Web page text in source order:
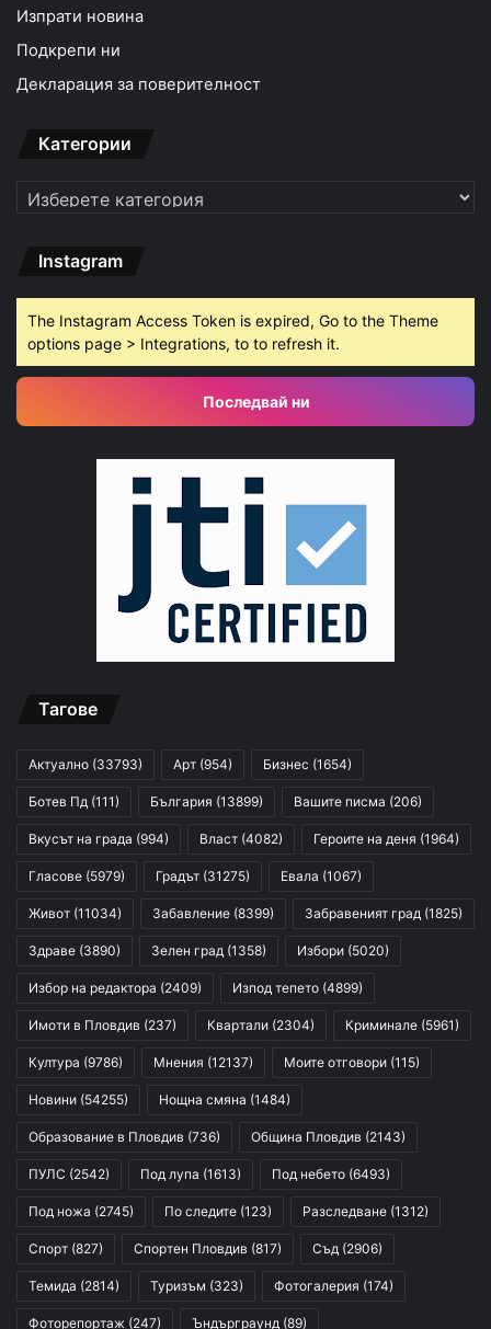
Изпрати новина
Подкрепи ни
Декларация за поверителност
Категории
Категории
Instagram
The Instagram Access Token is expired, Go to the Theme
options page > Integrations, to to refresh it.
Последвай ни
Тагове
Актуално (33793) Арт (954) Бизнес (1654)
Ботев Пд (111) България (13899) Вашите писма (206)
Вкусът на града (994) Власт (4082) Героите на деня (1964)
Гласове (5979) Градът (31275) Евала (1067)
Живот (11034) Забавление (8399) Забравеният град (1825)
Здраве (3890) Зелен град (1358) Избори (5020)
Избор на редактора (2409) Изпод тепето (4899)
Имоти в Пловдив (237) Квартали (2304) Криминале (5961)
Култура (9786) Мнения (12137) Моите отговори (115)
Новини (54255) Нощна смяна (1484)
Образование в Пловдив (736) Община Пловдив (2143)
ПУЛС (2542) Под лупа (1613) Под небето (6493)
Под ножа (2745) По следите (123) Разследване (1312)
Спорт (827) Спортен Пловдив (817) Съд (2906)
Темида (2814) Туризъм (323) Фотогалерия (174)
Фоторепортаж (247) Ъндърграунд (89)